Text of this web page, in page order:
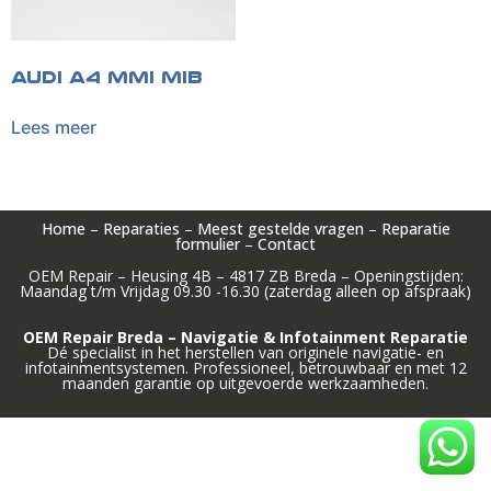
Audi A4 MMI MIB
Lees meer
Home – Reparaties – Meest gestelde vragen – Reparatie
formulier–Contact
OEM Repair – Heusing 4B – 4817 ZB Breda – Openingstijden:
Maandag t/m Vrijdag 09.30 -16.30 (zaterdag alleen op afspraak)
OEM Repair Breda – Navigatie & Infotainment Reparatie
Dé specialist in het herstellen van originele navigatie- en
infotainmentsystemen. Professioneel, betrouwbaar en met 12
maanden garantie op uitgevoerde werkzaamheden.